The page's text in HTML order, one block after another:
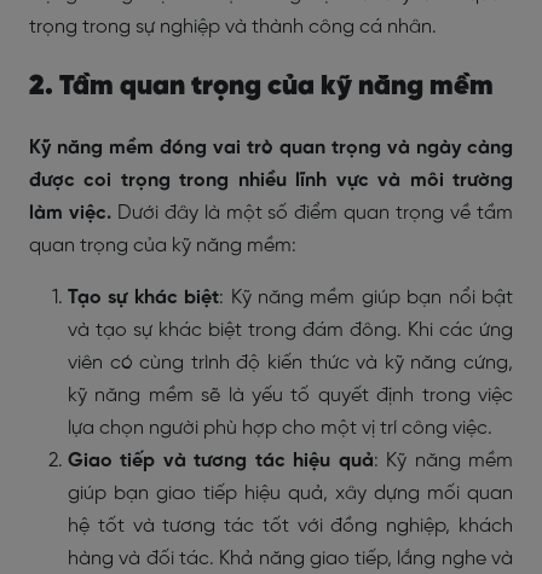
trọng trong sự nghiệp và thành công cá nhân.
2. Tầm quan trọng của kỹ năng mềm
Kỹ năng mềm đóng vai trò quan trọng và ngày càng
được coi trọng trong nhiều lĩnh vực và môi trường
làm việc.Dưới đây là một số điểm quan trọng về tầm
quan trọng của kỹ năng mềm:
Tạo sự khác biệt: Kỹ năng mềm giúp bạn nổi bật
và tạo sự khác biệt trong đám đông. Khi các ứng
viên có cùng trình độ kiến thức và kỹ năng cứng,
kỹ năng mềm sẽ là yếu tố quyết định trong việc
lựa chọn người phù hợp cho một vị trí công việc.
Giao tiếp và tương tác hiệu quả: Kỹ năng mềm
giúp bạn giao tiếp hiệu quả, xây dựng mối quan
hệ tốt và tương tác tốt với đồng nghiệp, khách
hàng và đối tác. Khả năng giao tiếp, lắng nghe và